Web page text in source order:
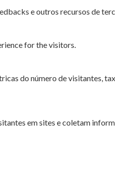
e outros recursos de
for the visitors.
do número de visitantes,
em sites e coletam